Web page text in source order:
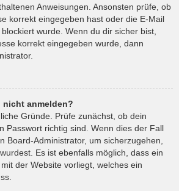
Anweisungen. Ansonsten prüfe, ob
korrekt eingegeben hast oder die E-Mail
wurde. Wenn du dir sicher bist,
korrekt eingegeben wurde, dann
nicht anmelden?
Gründe. Prüfe zunächst, ob dein
Passwort richtig sind. Wenn dies der Fall
Board-Administrator, um sicherzugehen,
Es ist ebenfalls möglich, dass ein
der Website vorliegt, welches ein